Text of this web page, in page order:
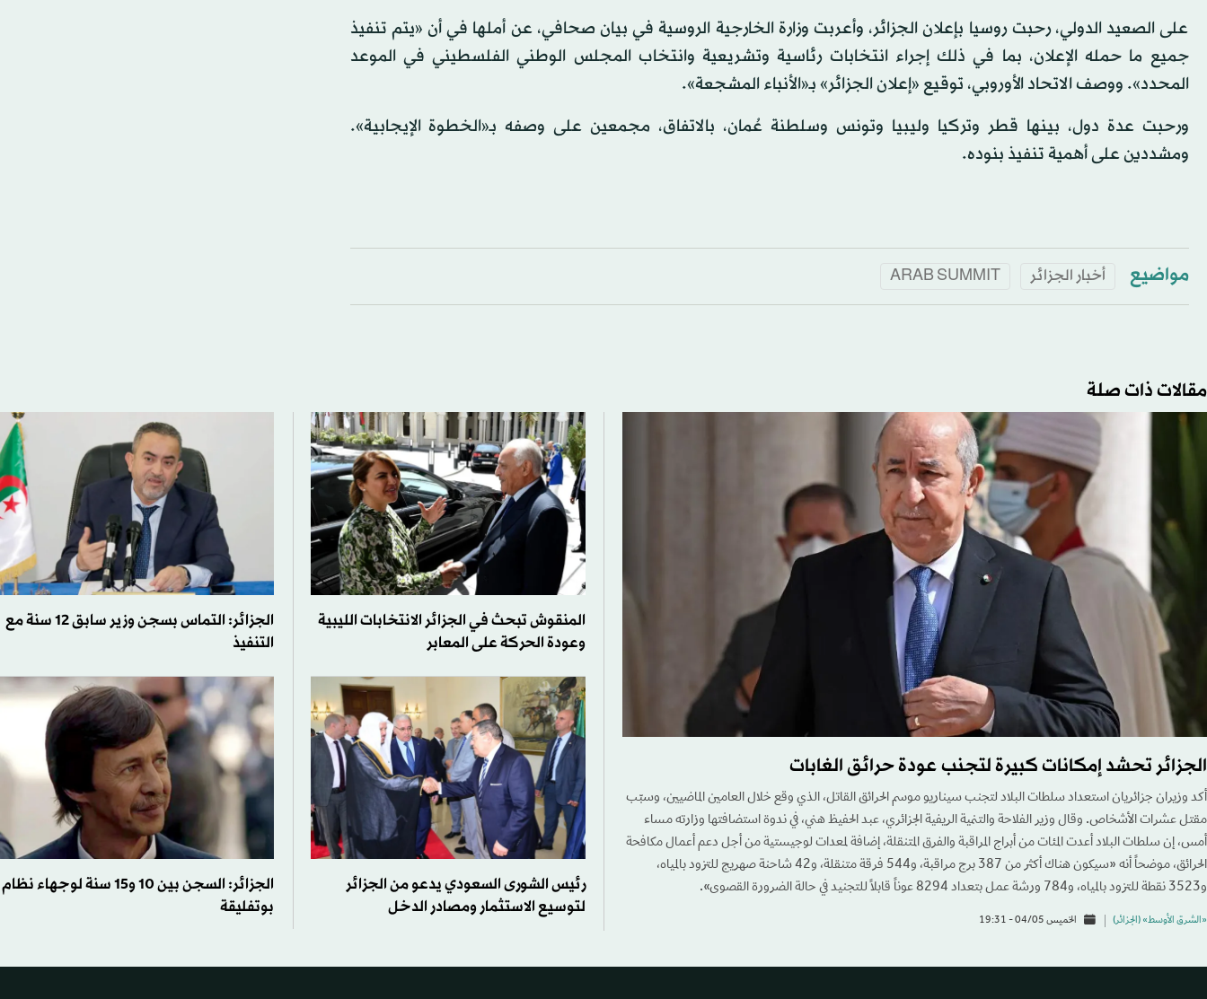
على الصعيد الدولي، رحبت روسيا بإعلان الجزائر، وأعربت وزارة الخارجية الروسية في بيان صحافي، عن أملها في أن «يتم تنفيذ
جميع ما حمله الإعلان، بما في ذلك إجراء انتخابات رئاسية وتشريعية وانتخاب المجلس الوطني الفلسطيني في الموعد
المحدد». ووصف الاتحاد الأوروبي، توقيع «إعلان الجزائر» بـ«الأنباء المشجعة».
ورحبت عدة دول، بينها قطر وتركيا وليبيا وتونس وسلطنة عُمان، بالاتفاق، مجمعين على وصفه بـ«الخطوة الإيجابية».
ومشددين على أهمية تنفيذ بنوده.
مواضيع أخبار الجزائر ARAB SUMMIT
مقالات ذات صلة
الجزائر تحشد إمكانات كبيرة لتجنب عودة حرائق الغابات
أكد وزيران جزائريان استعداد سلطات البلاد لتجنب سيناريو موسم الحرائق القاتل، الذي وقع خلال العامين الماضيين، وسبّب
مقتل عشرات الأشخاص. وقال وزير الفلاحة والتنمية الريفية الجزائري، عبد الحفيظ هني، في ندوة استضافتها وزارته مساء
أمس، إن سلطات البلاد أعدت المئات من أبراج المراقبة والفرق المتنقلة، إضافة لمعدات لوجيستية من أجل دعم أعمال مكافحة
الحرائق، موضحاً أنه «سيكون هناك أكثر من 387 برج مراقبة، و544 فرقة متنقلة، و42 شاحنة صهريج للتزود بالمياه،
و3523 نقطة للتزود بالمياه، و784 ورشة عمل بتعداد 8294 عوناً قابلاً للتجنيد في حالة الضرورة القصوى».
«الشرق الأوسط» (الجزائر) الخميس 04/05 - 19:31
المنقوش تبحث في الجزائر الانتخابات الليبية
وعودة الحركة على المعابر
الجزائر: التماس بسجن وزير سابق 12 سنة مع
التنفيذ
رئيس الشورى السعودي يدعو من الجزائر
لتوسيع الاستثمار ومصادر الدخل
الجزائر: السجن بين 10 و15 سنة لوجهاء نظام
بوتفليقة